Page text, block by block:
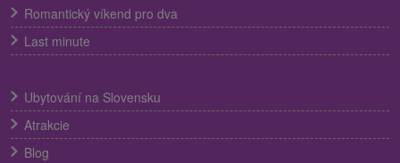
Romantický víkend pro dva
Last minute
Ubytování na Slovensku
Atrakcie
Blog